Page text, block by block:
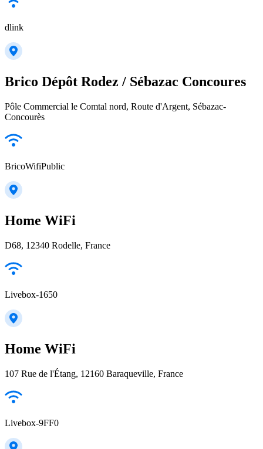
dlink
Brico Dépôt Rodez / Sébazac Concoures
Pôle Commercial le Comtal nord, Route d'Argent, Sébazac-
Concourès
BricoWifiPublic
Home WiFi
D68, 12340 Rodelle, France
Livebox-1650
Home WiFi
107 Rue de l'Étang, 12160 Baraqueville, France
Livebox-9FF0